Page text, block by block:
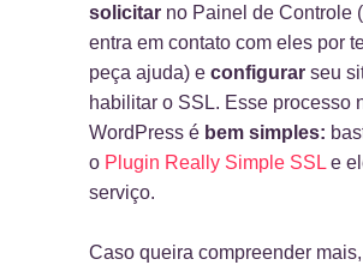
solicitar no Painel de Controle
entra em contato com eles por
peça ajuda) e configurar seu
habilitar o SSL. Esse processo
WordPress é bem simples:
o Plugin Really Simple SSL e
serviço.
Caso queira compreender